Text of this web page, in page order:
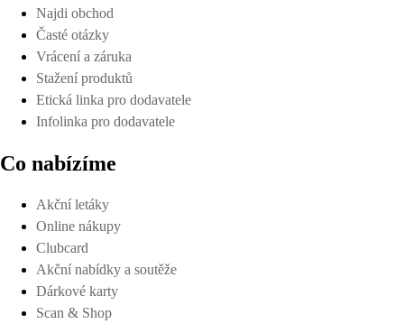
Najdi obchod
Časté otázky
Vrácení a záruka
Stažení produktů
Etická linka pro dodavatele
Infolinka pro dodavatele
Co nabízíme
Akční letáky
Online nákupy
Clubcard
Akční nabídky a soutěže
Dárkové karty
Scan & Shop